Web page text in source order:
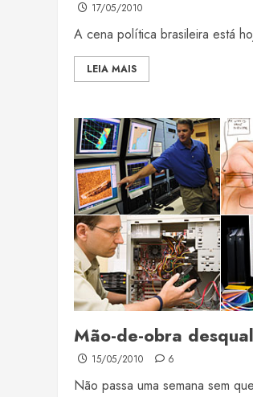
17/05/2010
A cena política brasileira está
LEIA MAIS
Mão-de-obra
15/05/2010 6
Não passa uma semana sem